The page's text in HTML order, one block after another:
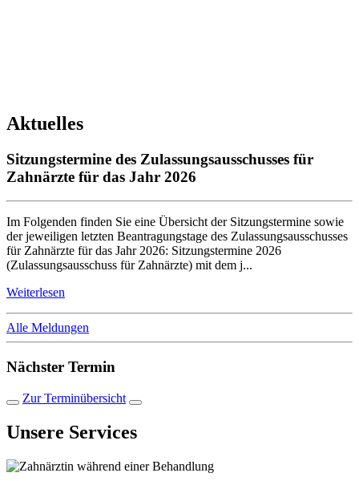
Aktuelles
Sitzungstermine des Zulassungsausschusses für
Zahnärzte für das Jahr 2026
Im Folgenden finden Sie eine Übersicht der Sitzungstermine sowie
der jeweiligen letzten Beantragungstage des Zulassungsausschusses
für Zahnärzte für das Jahr 2026: Sitzungstermine 2026
(Zulassungsausschuss für Zahnärzte) mit dem j...
Weiterlesen
Alle Meldungen
Nächster Termin
Zur Terminübersicht
Unsere Services